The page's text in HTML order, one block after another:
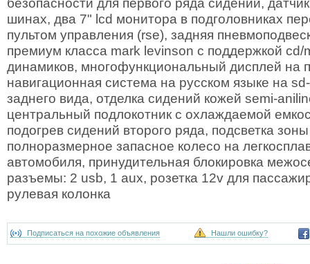
шинах, два 7" lcd монитора в подголовниках
пультом управления (rse), задняя
премиум класса mark levinson с поддержкой cd/
динамиков, многофункциональный дисплей на
навигационная система на русском языке на
заднего вида, отделка сидений кожей semi-
центральный подлокотник с охлаждаемой
подогрев сидений второго ряда, подсветка
полноразмерное запасное колесо на
автомобиля, принудительная блокировка
разъемы: 2 usb, 1 aux, розетка 12v для
рулевая колонка
Подписаться на похожие объявления Нашли ошибку?